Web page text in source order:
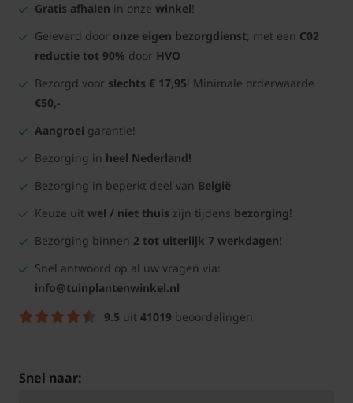
Gratis afhalen in onze winkel!
Geleverd door onze eigen bezorgdienst, met een C02
reductie tot 90% door HVO
Bezorgd voor slechts € 17,95! Minimale orderwaarde
€50,-
Aangroei garantie!
Bezorging in heel Nederland!
Bezorging in beperkt deel van België
Keuze uit wel / niet thuis zijn tijdens bezorging!
Bezorging binnen 2 tot uiterlijk 7 werkdagen!
Snel antwoord op al uw vragen via:
info@tuinplantenwinkel.nl
9.5 uit 41019 beoordelingen
Snel naar: